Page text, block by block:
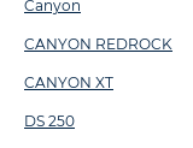
Canyon
CANYON REDROCK
CANYON XT
DS 250